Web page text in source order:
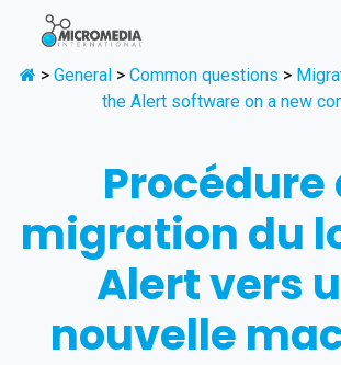
Se rendre au contenu
> General > Common questions >
the Alert software on a new
Procédure
migration du
Alert vers
nouvelle